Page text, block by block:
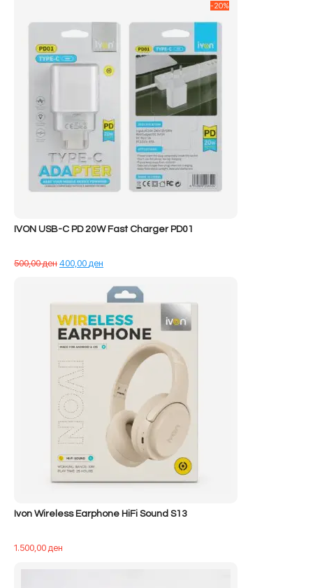
68.890,00 ден.
IVON USB-C PD 20W Fast Charger PD01
500,00денÇmimi
400,00ден
tanishëm
është:
-20%
Ivon Wireless Earphone HiFi Sound S13
1.500,00ден